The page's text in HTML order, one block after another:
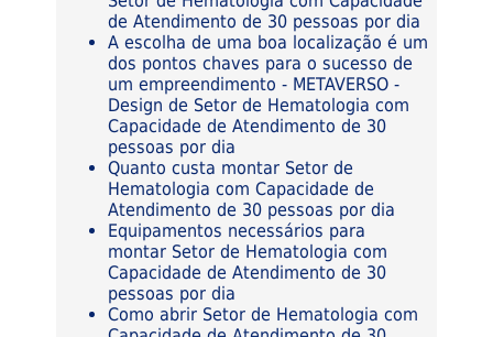
de Atendimento de 30 pessoas por dia
A escolha de uma boa localização é um
dos pontos chaves para o sucesso de
um empreendimento - METAVERSO -
Design de Setor de Hematologia com
Capacidade de Atendimento de 30
pessoas por dia
Quanto custa montar Setor de
Hematologia com Capacidade de
Atendimento de 30 pessoas por dia
Equipamentos necessários para
montar Setor de Hematologia com
Capacidade de Atendimento de 30
pessoas por dia
Como abrir Setor de Hematologia com